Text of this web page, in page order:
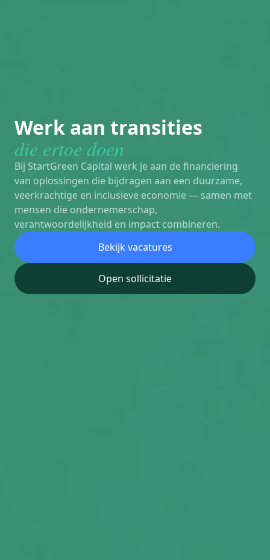
Werk aan transities
die ertoe doen
Bij StartGreen Capital werk je aan de financiering
van oplossingen die bijdragen aan een duurzame,
veerkrachtige en inclusieve economie — samen met
mensen die ondernemerschap,
verantwoordelijkheid en impact combineren.
Bekijk vacatures
Open sollicitatie